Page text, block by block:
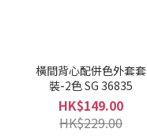
橫間背心配併色外套套
裝-2色 SG 36835
HK$149.00
HK$229.00